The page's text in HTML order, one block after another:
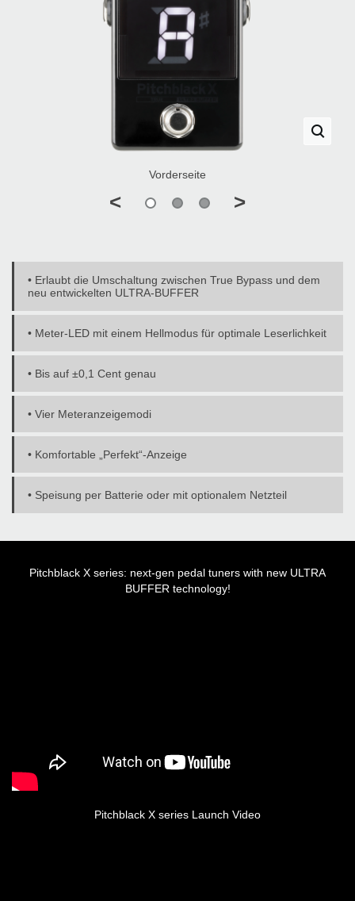
Vorderseite
< >
• Erlaubt die Umschaltung zwischen True Bypass und dem
neu entwickelten ULTRA-BUFFER
• Meter-LED mit einem Hellmodus für optimale Leserlichkeit
• Bis auf ±0,1 Cent genau
• Vier Meteranzeigemodi
• Komfortable „Perfekt“-Anzeige
• Speisung per Batterie oder mit optionalem Netzteil
Pitchblack X series: next-gen pedal tuners with new ULTRA
BUFFER technology!
Pitchblack X series Launch Video